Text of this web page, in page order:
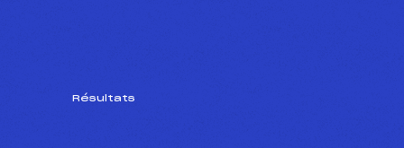
Résultats